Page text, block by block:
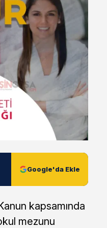
Google'da Ekle
kapsamında
mezunu